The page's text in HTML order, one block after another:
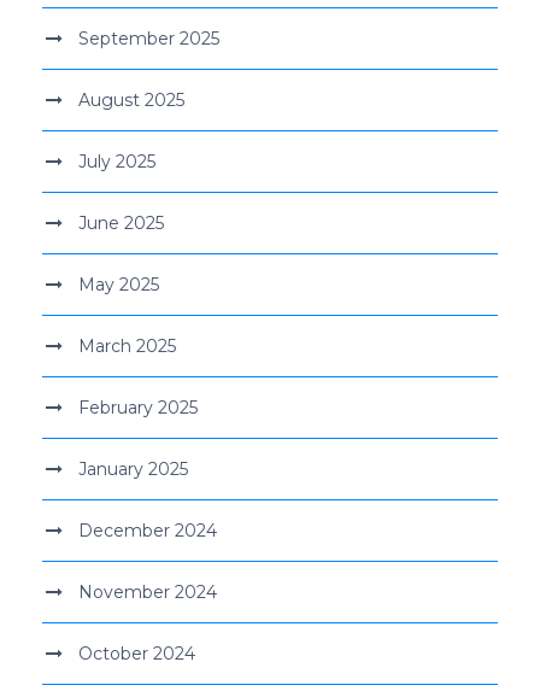
September 2025
August 2025
July 2025
June 2025
May 2025
March 2025
February 2025
January 2025
December 2024
November 2024
October 2024